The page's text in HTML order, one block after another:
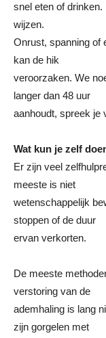
snel eten of
wijzen.
Onrust, spanning of
kan de hik
veroorzaken. We
langer dan 48 uur
aanhoudt, spreek je
Wat kun je zelf
Er zijn veel
meeste is niet
wetenschappelijk
stoppen of de duur
ervan verkorten.
De meeste
verstoring van de
ademhaling is lang
zijn gorgelen met